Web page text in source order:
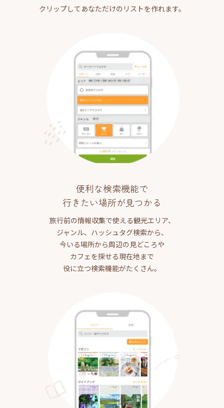
クリップしてあなただけのリストを作れます。
便利な検索機能で
行きたい場所が見つかる
旅行前の情報収集で使える観光エリア、
ジャンル、ハッシュタグ検索から、
今いる場所から周辺の見どころや
カフェを探せる現在地まで
役に立つ検索機能がたくさん。